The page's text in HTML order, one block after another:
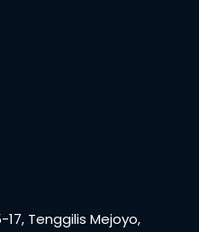
17, Tenggilis Mejoyo,